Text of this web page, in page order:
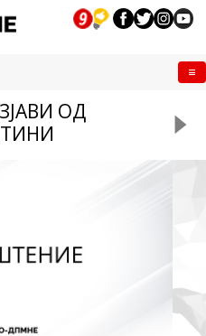
ОД